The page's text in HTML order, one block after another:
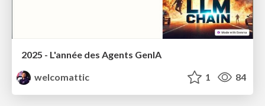
2025 - L'année des Agents GenIA
welcomattic
1 84